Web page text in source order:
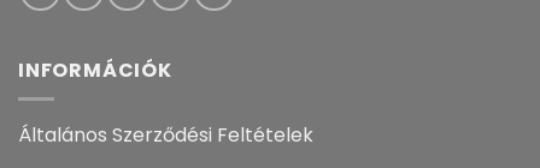
INFORMÁCIÓK
Általános Szerződési Feltételek